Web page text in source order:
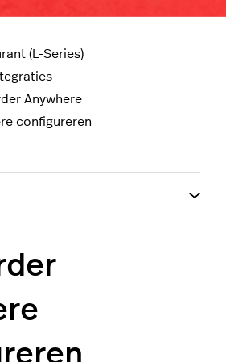
(L-Series)
Anywhere
configureren